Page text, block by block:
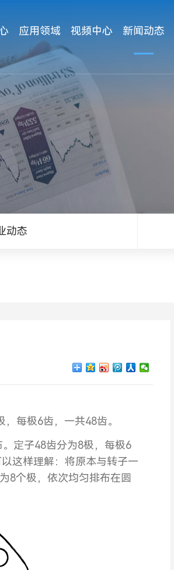
应用领域 视频中心 新闻动态
动态
每极6齿，一共48齿。
定子48齿分为8极，每极6
这样理解：将原本与转子一
8个极，依次均匀排布在圆